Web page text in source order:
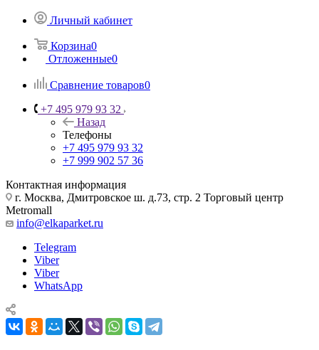
Личный кабинет
Корзина0
Отложенные0
Сравнение товаров0
+7 495 979 93 32
Назад
Телефоны
+7 495 979 93 32
+7 999 902 57 36
Контактная информация
г. Москва, Дмитровское ш. д.73, стр. 2 Торговый центр
Metromall
info@elkaparket.ru
Telegram
Viber
Viber
WhatsApp